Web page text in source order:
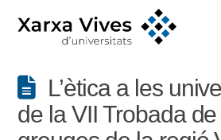
L’ètica a les
de la VII Trobada